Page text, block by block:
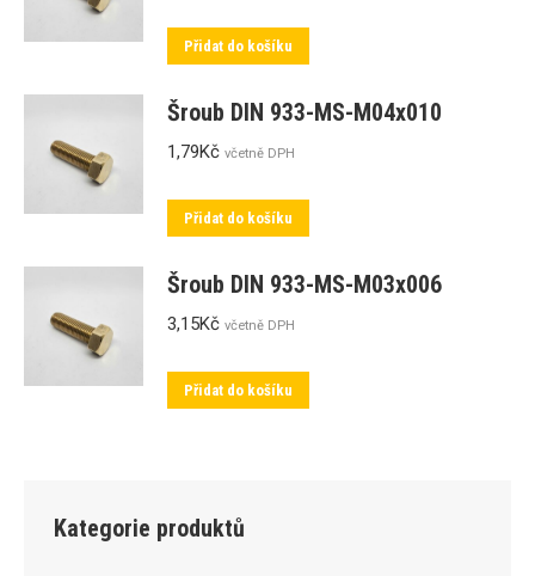
Přidat do košíku
Šroub DIN 933-MS-M04x010
1,79Kč včetně DPH
Přidat do košíku
Šroub DIN 933-MS-M03x006
3,15Kč včetně DPH
Přidat do košíku
Kategorie produktů